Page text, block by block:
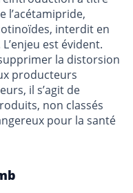
l’acétamipride,
interdit en
est évident.
la distorsion
producteurs
il s’agit de
non classés
pour la santé